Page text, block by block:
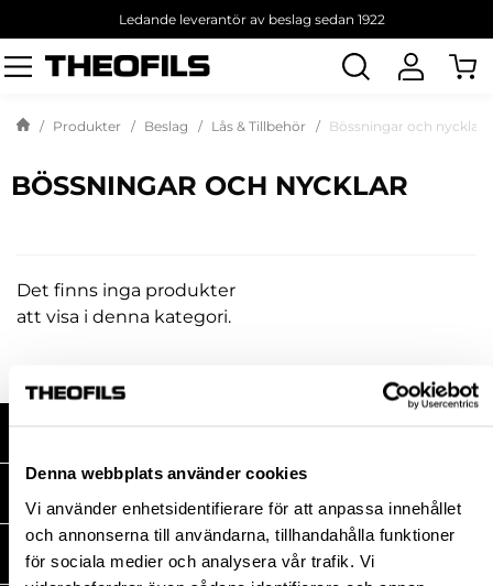
Denna webbplats använder cookies
Vi använder enhetsidentifierare för att anpassa innehållet
och annonserna till användarna, tillhandahålla funktioner
för sociala medier och analysera vår trafik. Vi
Ledande leverantör av beslag sedan 1922
Sök
produkt
Produkter Beslag Lås & Tillbehör Bössningar och nycklar
BÖSSNINGAR OCH NYCKLAR
Det finns inga produkter
att visa i denna kategori.
THEOFILS